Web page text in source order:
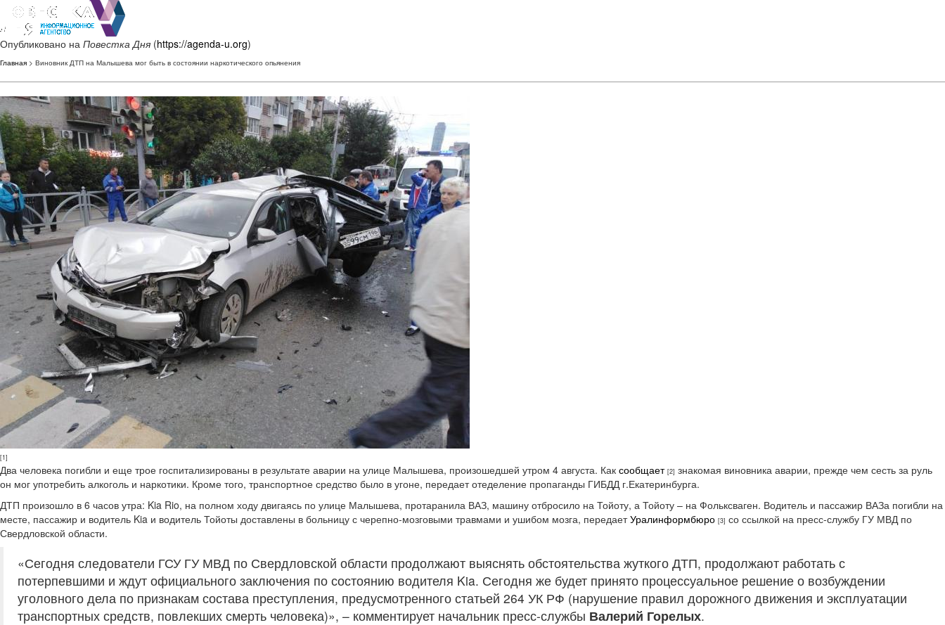
Опубликовано на Повестка Дня (https://agenda-u.org)
Главная > Виновник ДТП на Малышева мог быть в состоянии наркотического опьянения
[1]
Два человека погибли и еще трое госпитализированы в результате аварии на улице Малышева, произошедшей утром 4 августа. Как сообщает [2] знакомая виновника аварии, прежде чем сесть за руль
он мог употребить алкоголь и наркотики. Кроме того, транспортное средство было в угоне, передает отеделение пропаганды ГИБДД г.Екатеринбурга.
ДТП произошло в 6 часов утра: Kia Rio, на полном ходу двигаясь по улице Малышева, протаранила ВАЗ, машину отбросило на Тойоту, а Тойоту – на Фольксваген. Водитель и пассажир ВАЗа погибли на
месте, пассажир и водитель Kia и водитель Тойоты доставлены в больницу с черепно-мозговыми травмами и ушибом мозга, передаетУралинформбюро [3] со ссылкой на пресс-службу ГУ МВД по
Свердловской области.
«Сегодня следователи ГСУ ГУ МВД по Свердловской области продолжают выяснять обстоятельства жуткого ДТП, продолжают работать с
потерпевшими и ждут официального заключения по состоянию водителя Kia. Сегодня же будет принято процессуальное решение о возбуждении
уголовного дела по признакам состава преступления, предусмотренного статьей 264 УК РФ (нарушение правил дорожного движения и эксплуатации
транспортных средств, повлекших смерть человека)», – комментирует начальник пресс-службы Валерий Горелых.